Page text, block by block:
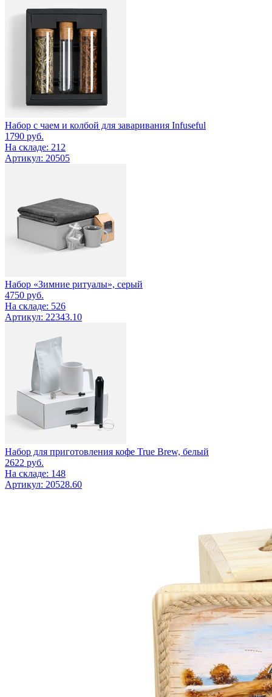
Набор с чаем и колбой для заваривания Infuseful
1790 руб.
На складе: 212
Артикул: 20505
Набор «Зимние ритуалы», серый
4750 руб.
На складе: 526
Артикул: 22343.10
Набор для приготовления кофе True Brew, белый
2622 руб.
На складе: 148
Артикул: 20528.60